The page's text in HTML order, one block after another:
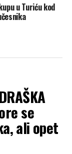
u Turiću kod
se
ali opet